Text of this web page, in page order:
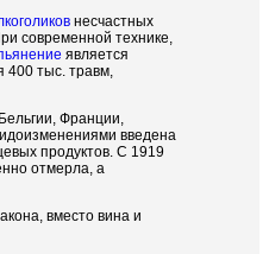
несчастных
современной технике,
является
400 тыс. травм,
Франции,
введена
продуктов. С 1919
отмерла, а
вместо вина и